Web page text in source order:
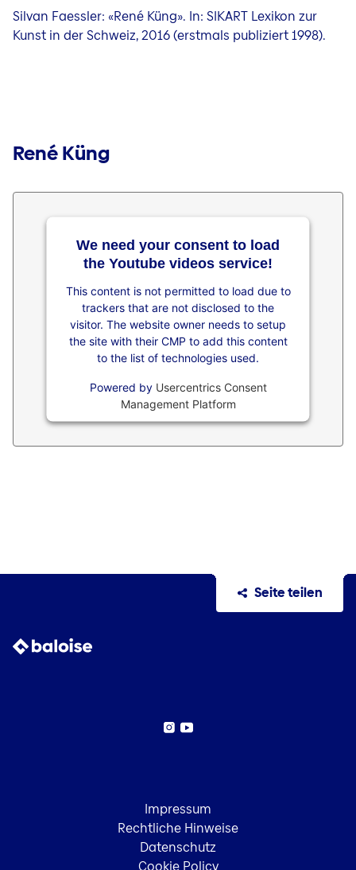
Silvan Faessler: «René Küng». In: SIKART Lexikon zur
Kunst in der Schweiz, 2016 (erstmals publiziert 1998).
René Küng
We need your consent to load
the Youtube videos service!
This content is not permitted to load due to
trackers that are not disclosed to the
visitor. The website owner needs to setup
the site with their CMP to add this content
to the list of technologies used.
Powered by Usercentrics Consent
Management Platform
Seite teilen
Instagram
YouTube
Impressum
Rechtliche Hinweise
Datenschutz